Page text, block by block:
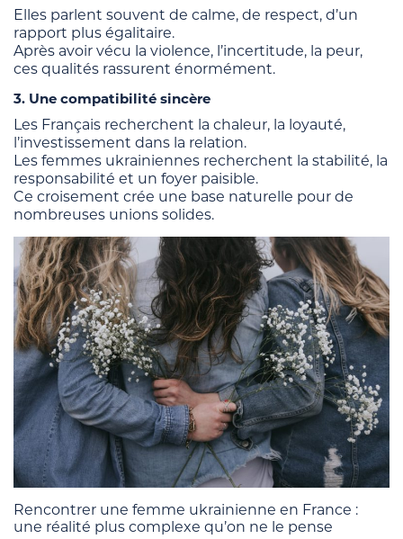
Elles parlent souvent de calme, de respect, d’un
rapport plus égalitaire.
Après avoir vécu la violence, l’incertitude, la peur,
ces qualités rassurent énormément.
3. Une compatibilité sincère
Les Français recherchent la chaleur, la loyauté,
l’investissement dans la relation.
Les femmes ukrainiennes recherchent la stabilité, la
responsabilité et un foyer paisible.
Ce croisement crée une base naturelle pour de
nombreuses unions solides.
Rencontrer une femme ukrainienne en France :
une réalité plus complexe qu’on ne le pense